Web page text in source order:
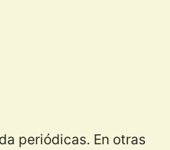
periódicas. En otras